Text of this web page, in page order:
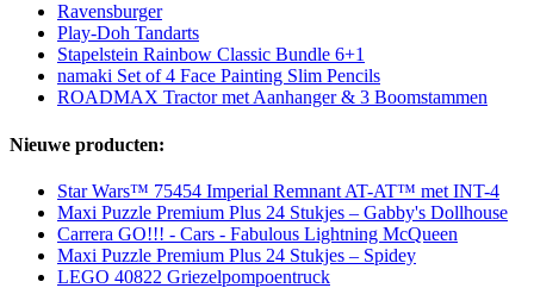
Ravensburger
Play-Doh Tandarts
Stapelstein Rainbow Classic Bundle 6+1
namaki Set of 4 Face Painting Slim Pencils
ROADMAX Tractor met Aanhanger & 3 Boomstammen
Nieuwe producten:
Star Wars™ 75454 Imperial Remnant AT-AT™ met INT-4
Maxi Puzzle Premium Plus 24 Stukjes – Gabby's Dollhouse
Carrera GO!!! - Cars - Fabulous Lightning McQueen
Maxi Puzzle Premium Plus 24 Stukjes – Spidey
LEGO 40822 Griezelpompoentruck